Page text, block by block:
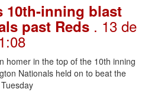
10th-inning blast
past Reds . 13 de
homer in the top of the 10th inning
Nationals held on to beat the